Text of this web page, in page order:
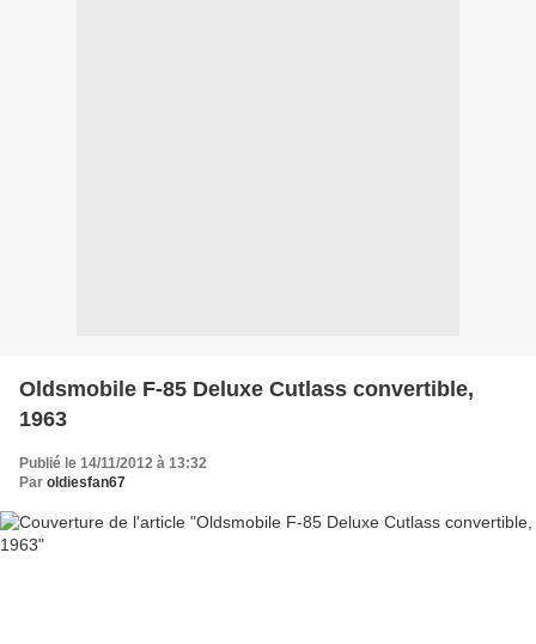
Oldsmobile F-85 Deluxe Cutlass convertible,
1963
Publié le 14/11/2012 à 13:32
Par oldiesfan67